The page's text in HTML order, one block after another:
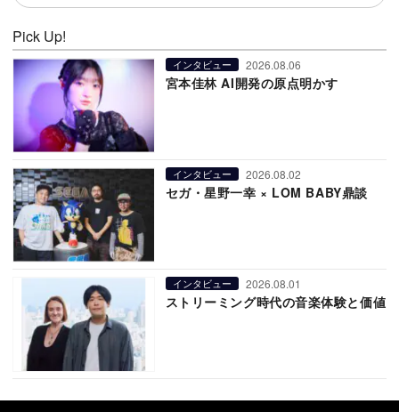
Pick Up!
インタビュー 2026.08.06
宮本佳林 AI開発の原点明かす
インタビュー 2026.08.02
セガ・星野一幸 × LOM BABY鼎談
インタビュー 2026.08.01
ストリーミング時代の音楽体験と価値